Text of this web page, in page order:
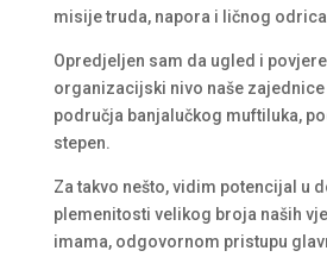
misije truda, napora i ličnog
Opredjeljen sam da ugled i
organizacijski nivo naše
područja banjalučkog muftiluka,
stepen.
Za takvo nešto, vidim potencijal u
plemenitosti velikog broja naših
imama, odgovornom pristupu